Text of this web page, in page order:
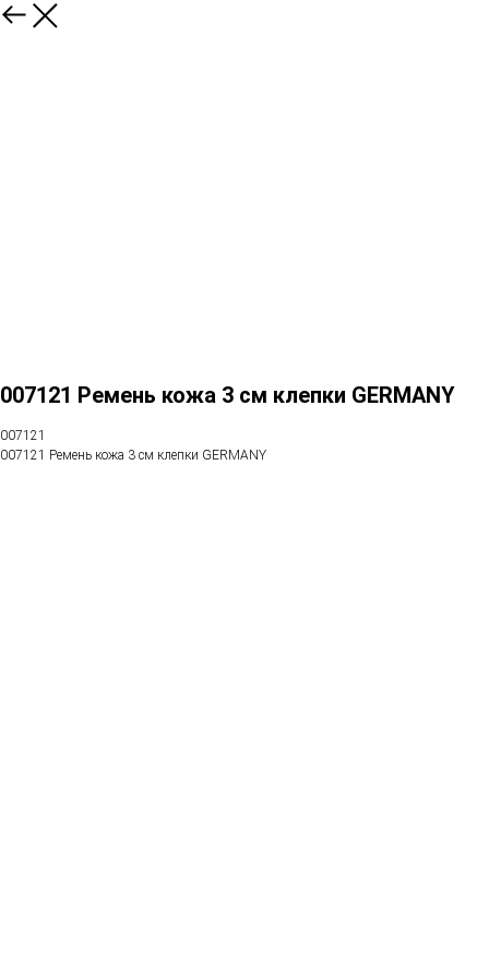
007121 Ремень кожа 3 см клепки GERMANY
007121
007121 Ремень кожа 3 см клепки GERMANY